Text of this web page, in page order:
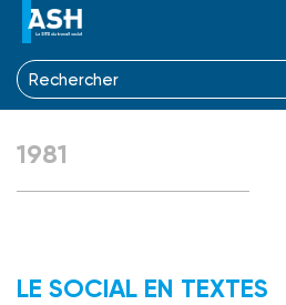
1981
LE SOCIAL EN TEXTES